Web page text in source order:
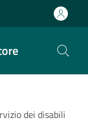
dei disabili